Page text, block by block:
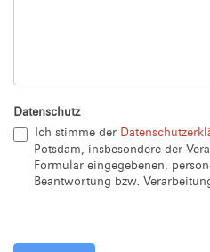
Datenschutz
Ich stimme der
Potsdam, insbesondere der
Formular eingegebenen,
Beantwortung bzw.